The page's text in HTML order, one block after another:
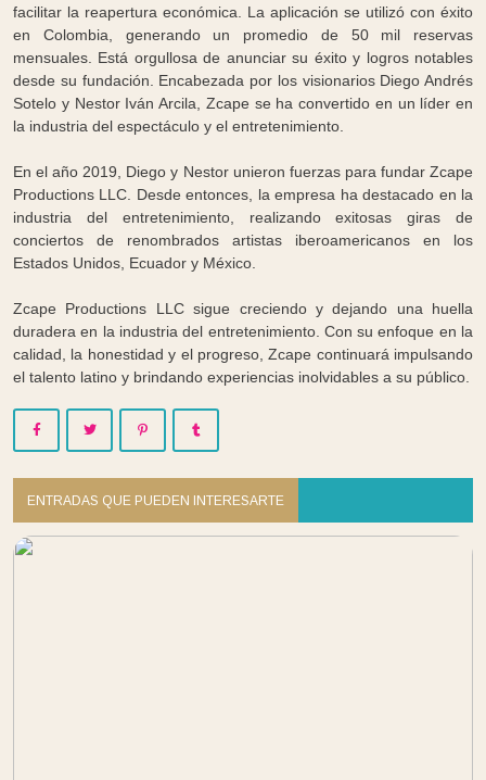
facilitar la reapertura económica. La aplicación se utilizó con éxito
en Colombia, generando un promedio de 50 mil reservas
mensuales. Está orgullosa de anunciar su éxito y logros notables
desde su fundación. Encabezada por los visionarios Diego Andrés
Sotelo y Nestor Iván Arcila, Zcape se ha convertido en un líder en
la industria del espectáculo y el entretenimiento.
En el año 2019, Diego y Nestor unieron fuerzas para fundar Zcape
Productions LLC. Desde entonces, la empresa ha destacado en la
industria del entretenimiento, realizando exitosas giras de
conciertos de renombrados artistas iberoamericanos en los
Estados Unidos, Ecuador y México.
Zcape Productions LLC sigue creciendo y dejando una huella
duradera en la industria del entretenimiento. Con su enfoque en la
calidad, la honestidad y el progreso, Zcape continuará impulsando
el talento latino y brindando experiencias inolvidables a su público.
ENTRADAS QUE PUEDEN INTERESARTE